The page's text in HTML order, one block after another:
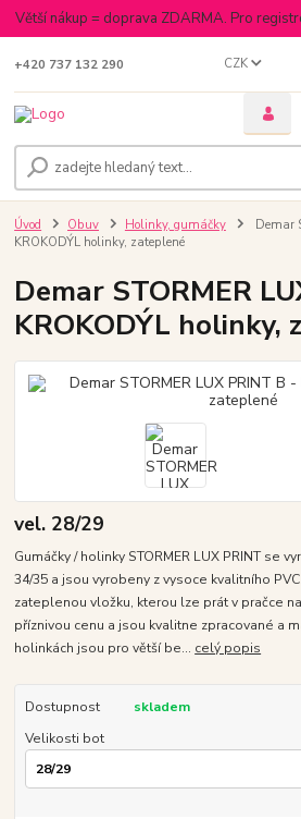
Větší nákup = doprava ZDARMA. Pro
CZK
+420 737 132 290
Úvod Obuv Holinky, gumáčky
Demar
KROKODÝL holinky, zateplené
Demar STORMER
KROKODÝL holinky,
vel. 28/29
Gumáčky / holinky STORMER LUX PRINT se
34/35 a jsou vyrobeny z vysoce kvalitního
zateplenou vložku, kterou lze prát v pračce
příznivou cenu a jsou kvalitne zpracované a
holinkách jsou pro větší be... celý popis
Dostupnost
skladem
Velikosti bot